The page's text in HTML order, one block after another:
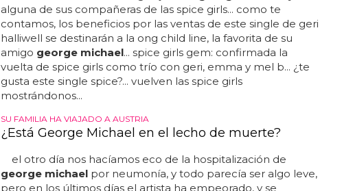
alguna de sus compañeras de las spice girls... como te
contamos, los beneficios por las ventas de este single de geri
halliwell se destinarán a la ong child line, la favorita de su
amigo george michael... spice girls gem: confirmada la
vuelta de spice girls como trío con geri, emma y mel b... ¿te
gusta este single spice?... vuelven las spice girls
mostrándonos...
SU FAMILIA HA VIAJADO A AUSTRIA
¿Está George Michael en el lecho de muerte?
el otro día nos hacíamos eco de la hospitalización de
george michaelpor neumonía, y todo parecía ser algo leve,
pero en los últimos días el artista ha empeorado, y se